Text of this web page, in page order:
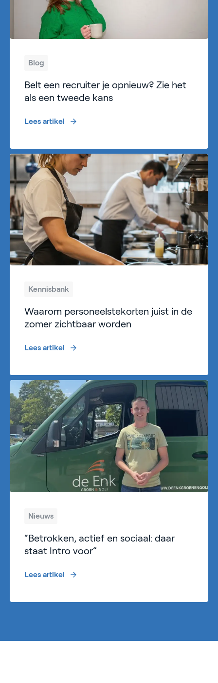
Blog
Belt een recruiter je opnieuw? Zie het
als een tweede kans
Lees artikel
Kennisbank
Waarom personeelstekorten juist in de
zomer zichtbaar worden
Lees artikel
Nieuws
“Betrokken, actief en sociaal: daar
staat Intro voor”
Lees artikel